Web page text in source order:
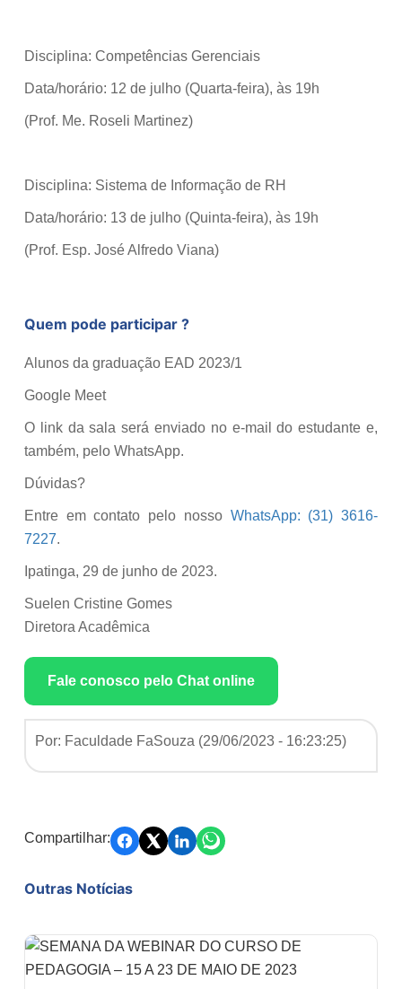
Disciplina: Competências Gerenciais
Data/horário: 12 de julho (Quarta-feira), às 19h
(Prof. Me. Roseli Martinez)
Disciplina: Sistema de Informação de RH
Data/horário: 13 de julho (Quinta-feira), às 19h
(Prof. Esp. José Alfredo Viana)
Quem pode participar ?
Alunos da graduação EAD 2023/1
Google Meet
O link da sala será enviado no e-mail do estudante e,
também, pelo WhatsApp.
Dúvidas?
Entre em contato pelo nosso WhatsApp: (31) 3616-
7227.
Ipatinga, 29 de junho de 2023.
Suelen Cristine Gomes
Diretora Acadêmica
Fale conosco pelo Chat online
Por: Faculdade FaSouza (29/06/2023 - 16:23:25)
Compartilhar:
Outras Notícias